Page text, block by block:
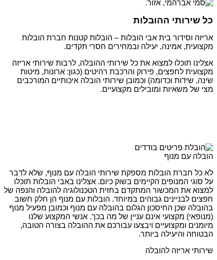
כל שירותי ההובלות
אריזה וסידור בית אבי הובלות – הובלות קטנות חברת הובלות
מקצועית, אמינה, יעילה ובמחירים חסרי תקדים.
אצלינו תוכלו למצוא את כל שירותי ההובלה, לרבות שירותי אריזה
מקצועית לחפצים, פירוק והרכבת רהיטים (כגון: ארונות, מיטות
שינה, שידות וכדומה) וכמובן שירותי הובלה איכותיים המורכבים
מצי של משאיות ומובילים מקצועיים.
הובלה עם מנוף
לא כל חברת הובלות מספקת שירותי הובלה עם מנוף, שלא לדבר
על סוגי המנופים הקיימים בשוק כיום. אצלינו באבי הובלות תוכלו
למצוא את המכשור המתקדם בחזית הטכנולוגיה להובלה והנפה של
חפצים לבניינים גבוהים במיוחד. הובלות עם מנוף הן חלק חשוב
בהובלה שכן החיסכון הגלום בהובלה עם מנוף וכמובן מפעיל מנוף
(מנופאי) מקצועי אינם עניין של מה בכך. אנשי המקצוע שלנו
מיומנים ומקצועיים ויבצעו עבורכם את ההובלה בצורה הטובה,
הבטוחה והיעילה ביותר.
שירותי אריזה להובלה